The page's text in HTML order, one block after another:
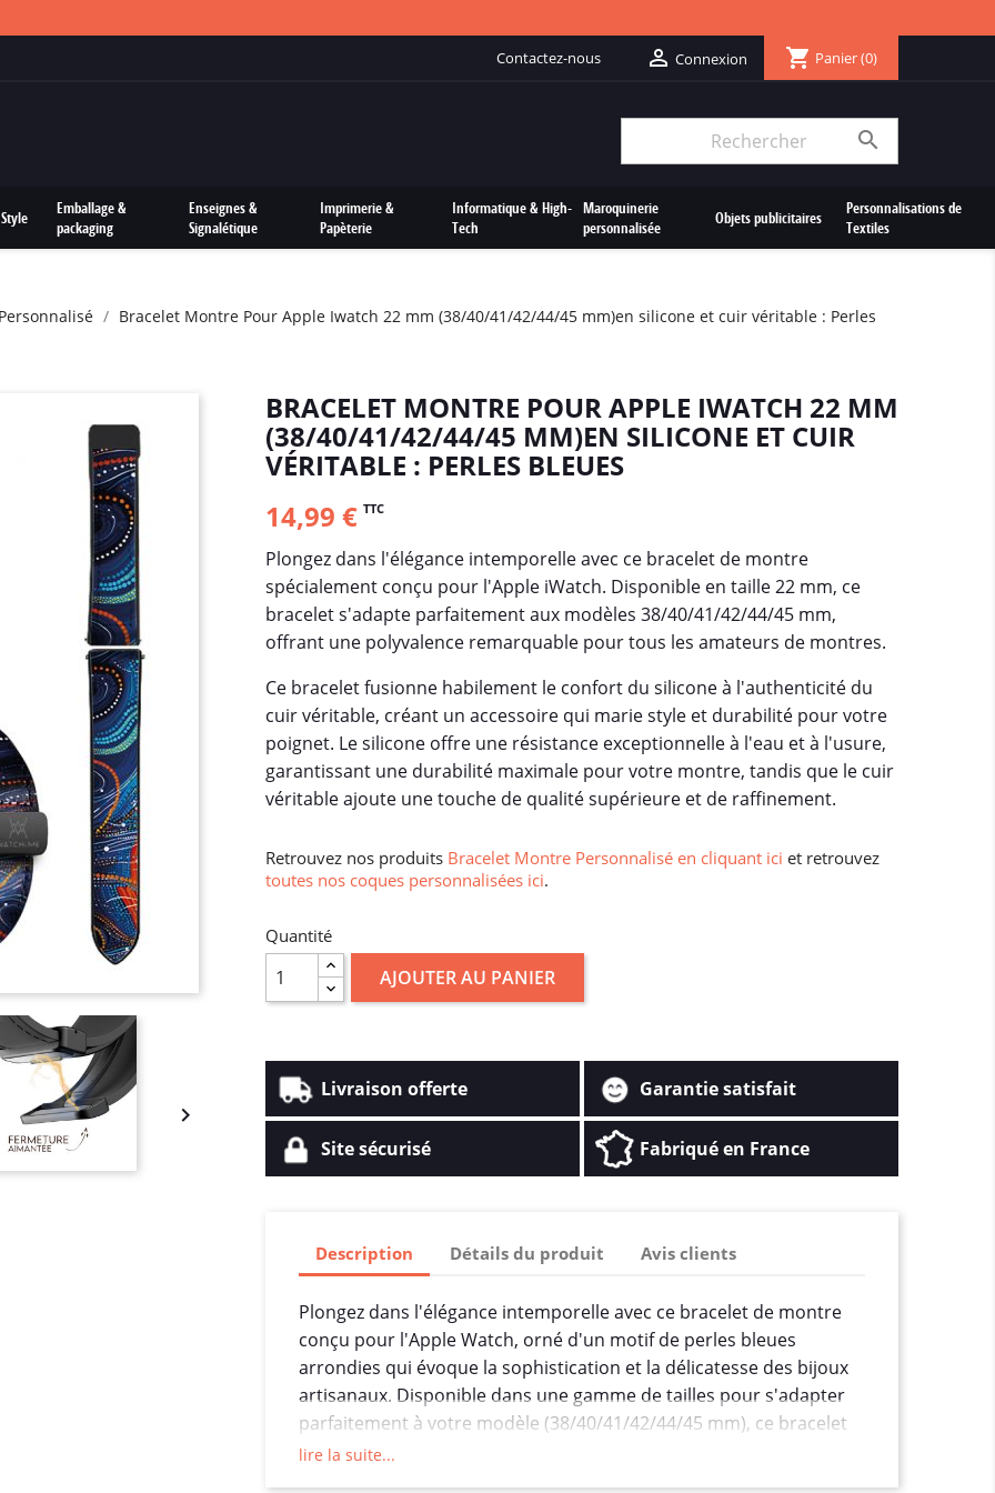
Contactez-nous  Connexion shopping_cart Panier(0)

Emballage &
packaging
Enseignes &
Signalétique
Imprimerie &
Papèterie
Informatique & High-
Tech
Maroquinerie
personnalisée
Objets publicitaires
Personnalisations de
Textiles
Bracelet Montre Pour Apple Iwatch 22 mm (38/40/41/42/44/45 mm)en silicone et cuir véritable : Perles

BRACELET MONTRE POUR APPLE IWATCH 22 MM
(38/40/41/42/44/45 MM)EN SILICONE ET CUIR
VÉRITABLE : PERLES BLEUES
14,99 € TTC
Plongez dans l'élégance intemporelle avec ce bracelet de montre
spécialement conçu pour l'Apple iWatch. Disponible en taille 22 mm, ce
bracelet s'adapte parfaitement aux modèles 38/40/41/42/44/45 mm,
offrant une polyvalence remarquable pour tous les amateurs de montres.
Ce bracelet fusionne habilement le confort du silicone à l'authenticité du
cuir véritable, créant un accessoire qui marie style et durabilité pour votre
poignet. Le silicone offre une résistance exceptionnelle à l'eau et à l'usure,
garantissant une durabilité maximale pour votre montre, tandis que le cuir
véritable ajoute une touche de qualité supérieure et de raffinement.
Retrouvez nos produits Bracelet Montre Personnalisé en cliquant ici et retrouvez
toutes nos coques personnalisées ici.
Quantité
AJOUTER AU PANIER
Livraison offerte Garantie satisfait
Site sécurisé Fabriqué en France
Description Détails du produit Avis clients
Plongez dans l'élégance intemporelle avec ce bracelet de montre
conçu pour l'Apple Watch, orné d'un motif de perles bleues
arrondies qui évoque la sophistication et la délicatesse des bijoux
artisanaux. Disponible dans une gamme de tailles pour s'adapter
parfaitement à votre modèle (38/40/41/42/44/45 mm), ce bracelet
de 22 mm de largeur allie le confort du silicone à l'authenticité du
lire la suite...